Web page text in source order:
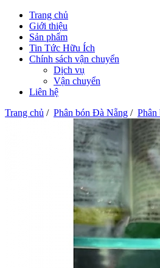
Trang chủ
Giới thiệu
Sản phẩm
Tin Tức Hữu Ích
Chính sách vận chuyển
Dịch vụ
Vận chuyển
Liên hệ
Trang chủ / Phân bón Đà Nẵng / Phân